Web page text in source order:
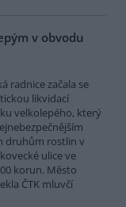
v obvodu
radnice začala se
likvidací
velkolepého, který
druhům rostlin v
ulice ve
korun. Město
ČTK mluvčí